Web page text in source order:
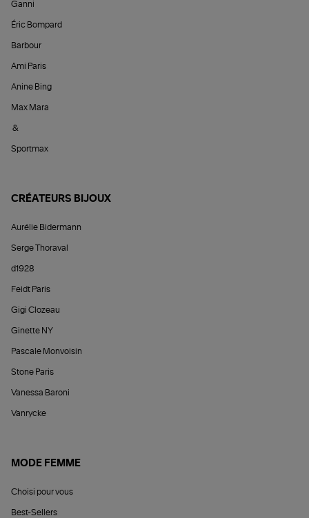
Ganni
Éric Bompard
Barbour
Ami Paris
Anine Bing
Max Mara
&
Sportmax
CRÉATEURS BIJOUX
Aurélie Bidermann
Serge Thoraval
d1928
Feidt Paris
Gigi Clozeau
Ginette NY
Pascale Monvoisin
Stone Paris
Vanessa Baroni
Vanrycke
MODE FEMME
Choisi pour vous
Best-Sellers